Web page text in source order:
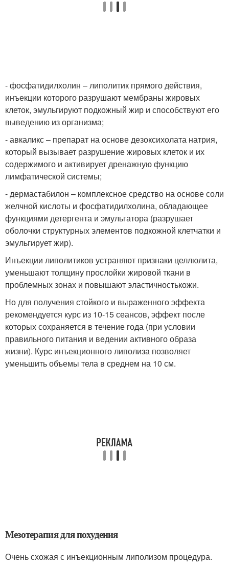
- фосфатидилхолин – липолитик прямого действия,
инъекции которого разрушают мембраны жировых
клеток, эмульгируют подкожный жир и способствуют его
выведению из организма;
- авкаликс – препарат на основе дезоксихолата натрия,
который вызывает разрушение жировых клеток и их
содержимого и активирует дренажную функцию
лимфатической системы;
- дермастабилон – комплексное средство на основе соли
желчной кислоты и фосфатидилхолина, обладающее
функциями детергента и эмульгатора (разрушает
оболочки структурных элементов подкожной клетчатки и
эмульгирует жир).
Инъекции липолитиков устраняют признаки целлюлита,
уменьшают толщину прослойки жировой ткани в
проблемных зонах и повышают эластичностькожи.
Но для получения стойкого и выраженного эффекта
рекомендуется курс из 10-15 сеансов, эффект после
которых сохраняется в течение года (при условии
правильного питания и ведении активного образа
жизни). Курс инъекционного липолиза позволяет
уменьшить объемы тела в среднем на 10 см.
Мезотерапия для похудения
Очень схожая с инъекционным липолизом процедура.